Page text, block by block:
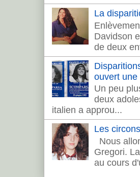
La
Davidson
de deux
ouvert
Un peu
deux
italien a approu...
Les
Nous
Gregori.
au cours